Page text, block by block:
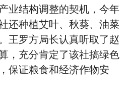
业结构调整的契机，今年
还种植艾叶、秋葵、油菜
王罗方局长认真听取了赵
，充分肯定了该社搞绿色
保证粮食和经济作物安